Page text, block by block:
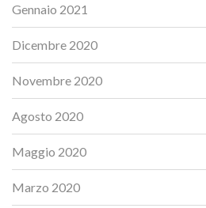
Gennaio 2021
Dicembre 2020
Novembre 2020
Agosto 2020
Maggio 2020
Marzo 2020